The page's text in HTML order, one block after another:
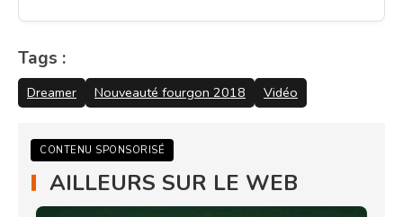
Tags :
Dreamer Nouveauté fourgon 2018 Vidéo
CONTENU SPONSORISÉ
AILLEURS SUR LE WEB